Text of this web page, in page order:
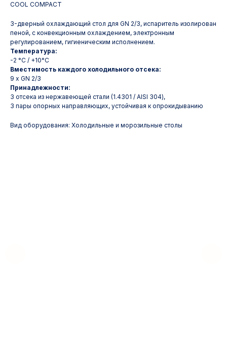
COOL COMPACT
3-дверный охлаждающий стол для GN 2/3, испаритель изолирован
пеной, с конвекционным охлаждением, электронным
регулированием, гигиеническим исполнением.
Температура:
-2 °C / +10°C
Вместимость каждого холодильного отсека:
9 x GN 2/3
Принадлежности:
3 отсека из нержавеющей стали (1.4301 / AISI 304),
3 пары опорных направляющих, устойчивая к опрокидыванию
Вид оборудования: Холодильные и морозильные столы